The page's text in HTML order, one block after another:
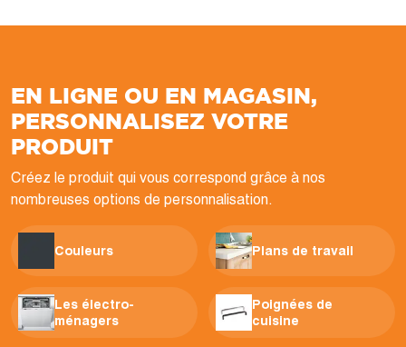
EN LIGNE OU EN MAGASIN,
PERSONNALISEZ VOTRE
PRODUIT
Créez le produit qui vous correspond grâce à nos
nombreuses options de personnalisation.
Couleurs Plans de travail
Les électro-
ménagers
Poignées de
cuisine